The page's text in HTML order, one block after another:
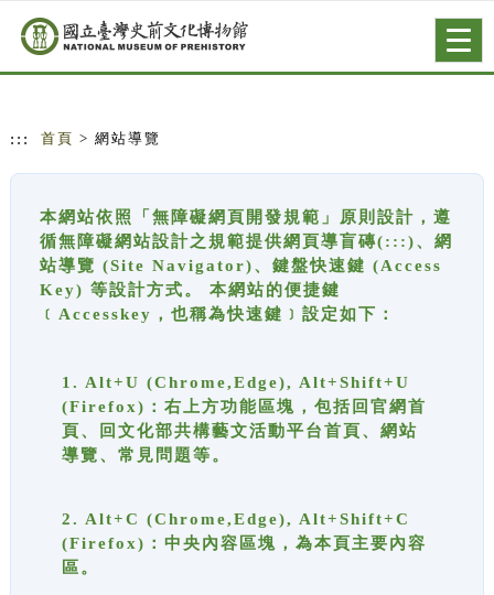
跳到主要內容
網站導覽
::: 首頁 > 網站導覽
本網站依照「無障礙網頁開發規範」原則設計，遵
循無障礙網站設計之規範提供網頁導盲磚(:::)、網
站導覽 (Site Navigator)、鍵盤快速鍵 (Access
Key) 等設計方式。 本網站的便捷鍵
﹝Accesskey，也稱為快速鍵﹞設定如下：
1. Alt+U (Chrome,Edge), Alt+Shift+U
(Firefox)：右上方功能區塊，包括回官網首
頁、回文化部共構藝文活動平台首頁、網站
導覽、常見問題等。
2. Alt+C (Chrome,Edge), Alt+Shift+C
(Firefox)：中央內容區塊，為本頁主要內容
區。